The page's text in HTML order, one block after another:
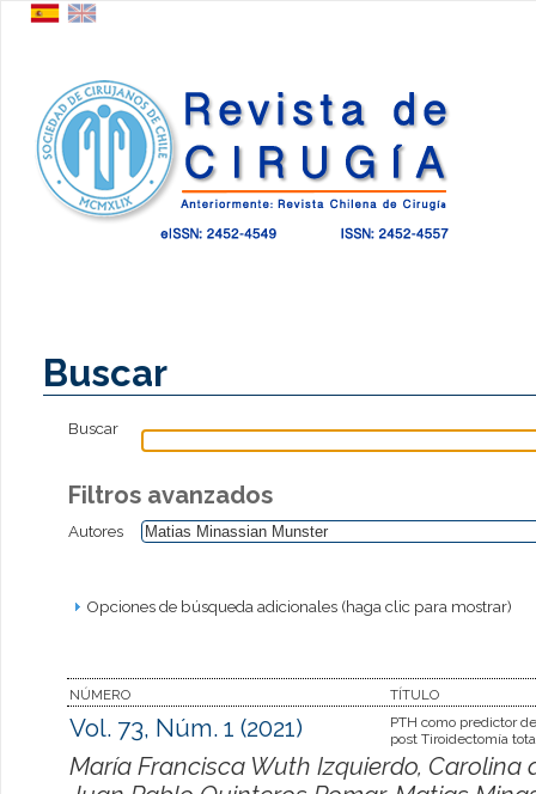
Buscar
Buscar
Filtros avanzados
Autores
Opciones de búsqueda adicionales (haga clic para mostrar)
NÚMERO TÍTULO
Vol. 73, Núm. 1 (2021)
PTH como predictor
post Tiroidectomía
María Francisca Wuth Izquierdo,